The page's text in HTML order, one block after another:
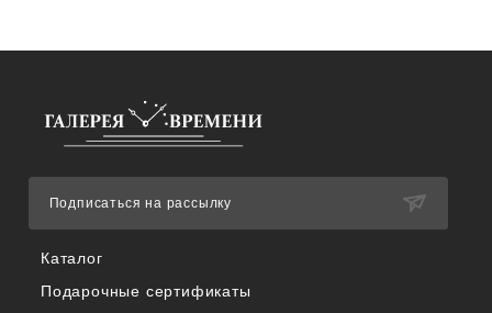
Каталог
Подарочные сертификаты
Подписаться на рассылку